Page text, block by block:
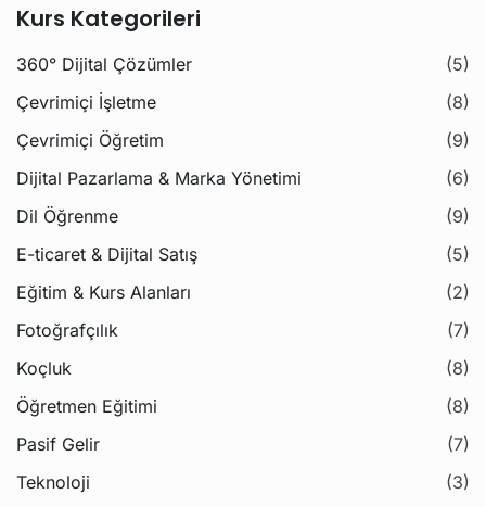
Kurs Kategorileri
360° Dijital Çözümler
(5)
Çevrimiçi İşletme
(8)
Çevrimiçi Öğretim
(9)
Dijital Pazarlama & Marka Yönetimi
(6)
Dil Öğrenme
(9)
E-ticaret & Dijital Satış
(5)
Eğitim & Kurs Alanları
(2)
Fotoğrafçılık
(7)
Koçluk
(8)
Öğretmen Eğitimi
(8)
Pasif Gelir
(7)
Teknoloji
(3)